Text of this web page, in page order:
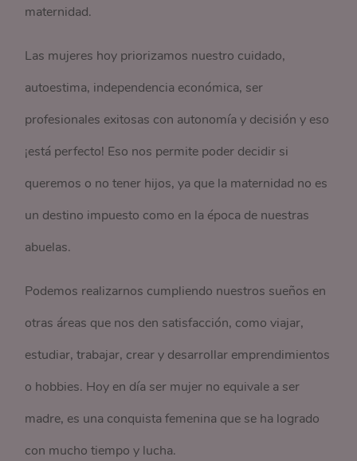
maternidad.
Las mujeres hoy priorizamos nuestro cuidado,
autoestima, independencia económica, ser
profesionales exitosas con autonomía y decisión y eso
¡está perfecto! Eso nos permite poder decidir si
queremos o no tener hijos, ya que la maternidad no es
un destino impuesto como en la época de nuestras
abuelas.
Podemos realizarnos cumpliendo nuestros sueños en
otras áreas que nos den satisfacción, como viajar,
estudiar, trabajar, crear y desarrollar emprendimientos
o hobbies. Hoy en día ser mujer no equivale a ser
madre, es una conquista femenina que se ha logrado
con mucho tiempo y lucha.